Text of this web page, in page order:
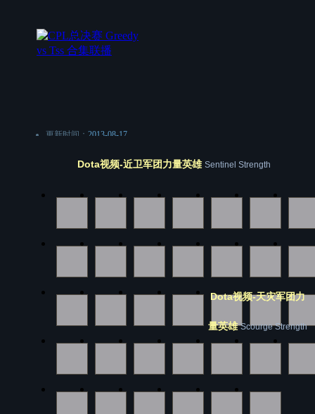
更新时间： 2013-08-17
文件大小：384.8MB
视频简介：
Dota视频-近卫军团力量英雄 Sentinel Strength
Dota视频-天灾军团力
量英雄 Scourge Strength